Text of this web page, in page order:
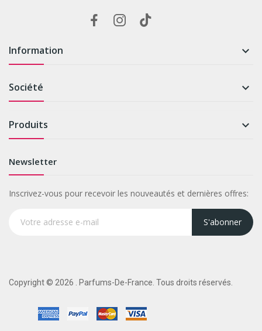
Information 
Société 
Produits 
Newsletter
Inscrivez-vous pour recevoir les nouveautés et dernières offres:
S'abonner
Copyright © 2026 . Parfums-De-France. Tous droits réservés.